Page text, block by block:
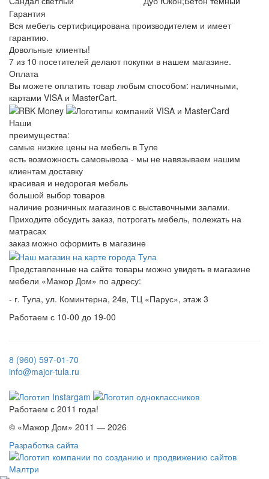
Гарантия
Вся мебель сертифицирована производителем и имеет
гарантию.
Довольные клиенты!
7 из 10 посетителей делают покупки в нашем магазине.
Оплата
Вы можете оплатить товар любым способом: наличными,
картами VISA и MasterCart.
Наши
преимущества:
самые низкие цены на мебель в Туле
есть возможность самовывоза - мы не навязываем нашим
клиентам доставку
красивая и недорогая мебель
большой выбор товаров
наличие розничных магазинов с выставочными залами.
Приходите обсудить заказ, потрогать мебель, полежать на
матрасах
заказ можно оформить в магазине
Представленные на сайте товары можно увидеть в магазине
мебели «Мажор Дом» по адресу:
- г. Тула, ул. Коминтерна, 24в, ТЦ «Парус», этаж 3
Работаем с 10-00 до 19-00
8 (960) 597-01-70
info@major-tula.ru
Работаем с 2011 года!
© «Мажор Дом» 2011 — 2026
Разработка сайта